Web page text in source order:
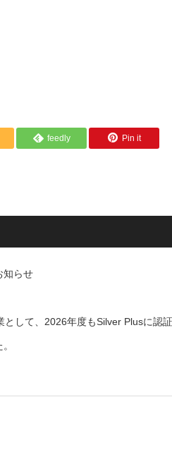
feedly Pin it
知らせ
して、2026年度もSilver Plusに認証